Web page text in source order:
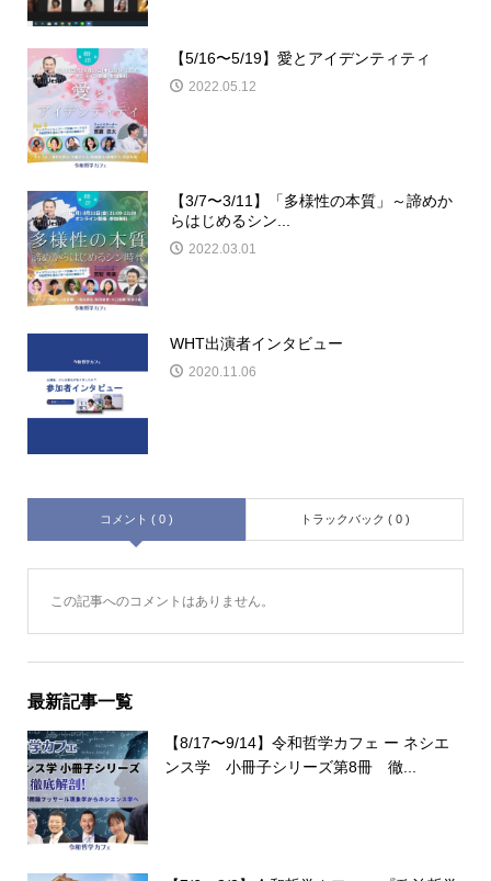
【5/16〜5/19】愛とアイデンティティ
2022.05.12
【3/7〜3/11】「多様性の本質」～諦めか
らはじめるシン...
2022.03.01
WHT出演者インタビュー
2020.11.06
コメント ( 0 ) トラックバック ( 0 )
この記事へのコメントはありません。
最新記事一覧
【8/17〜9/14】令和哲学カフェ ー ネシエ
ンス学 小冊子シリーズ第8冊 徹...